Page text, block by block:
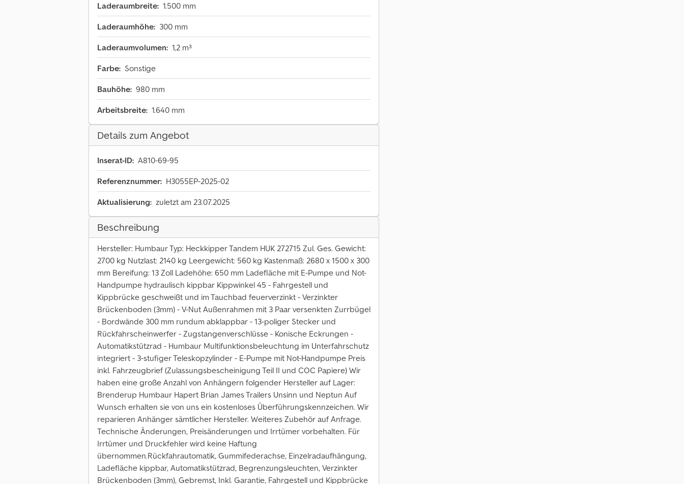
Laderaumbreite: 1.500 mm
Laderaumhöhe: 300 mm
Laderaumvolumen: 1,2 m³
Farbe: Sonstige
Bauhöhe: 980 mm
Arbeitsbreite: 1.640 mm
Details zum Angebot
Inserat-ID: A810-69-95
Referenznummer: H3055EP-2025-02
Aktualisierung: zuletzt am 23.07.2025
Beschreibung
Hersteller: Humbaur Typ: Heckkipper Tandem HUK 272715 Zul. Ges. Gewicht:
2700 kg Nutzlast: 2140 kg Leergewicht: 560 kg Kastenmaß: 2680 x 1500 x 300
mm Bereifung: 13 Zoll Ladehöhe: 650 mm Ladefläche mit E-Pumpe und Not-
Handpumpe hydraulisch kippbar Kippwinkel 45 - Fahrgestell und
Kippbrücke geschweißt und im Tauchbad feuerverzinkt - Verzinkter
Brückenboden (3mm) - V-Nut Außenrahmen mit 3 Paar versenkten Zurrbügel
- Bordwände 300 mm rundum abklappbar - 13-poliger Stecker und
Rückfahrscheinwerfer - Zugstangenverschlüsse - Konische Eckrungen -
Automatikstützrad - Humbaur Multifunktionsbeleuchtung im Unterfahrschutz
integriert - 3-stufiger Teleskopzylinder - E-Pumpe mit Not-Handpumpe Preis
inkl. Fahrzeugbrief (Zulassungsbescheinigung Teil II und COC Papiere) Wir
haben eine große Anzahl von Anhängern folgender Hersteller auf Lager:
Brenderup Humbaur Hapert Brian James Trailers Unsinn und Neptun Auf
Wunsch erhalten sie von uns ein kostenloses Überführungskennzeichen. Wir
reparieren Anhänger sämtlicher Hersteller. Weiteres Zubehör auf Anfrage.
Technische Änderungen, Preisänderungen und Irrtümer vorbehalten. Für
Irrtümer und Druckfehler wird keine Haftung
übernommen.Rückfahrautomatik, Gummifederachse, Einzelradaufhängung,
Ladefläche kippbar, Automatikstützrad, Begrenzungsleuchten, Verzinkter
Brückenboden (3mm), Gebremst, Inkl. Garantie, Fahrgestell und Kippbrücke